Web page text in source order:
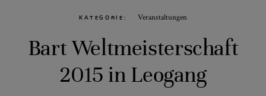
KATEGORIE Veranstaltungen
Bart Weltmeisterschaft
2015 in Leogang